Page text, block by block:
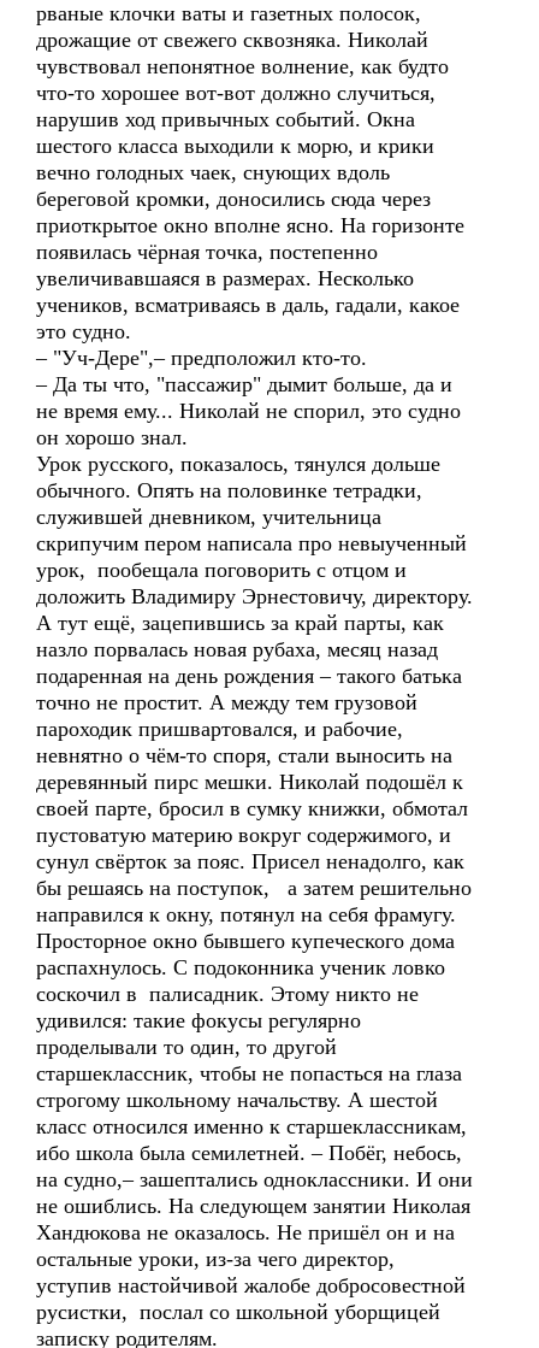
рваные клочки ваты и газетных полосок,
дрожащие от свежего сквозняка. Николай
чувствовал непонятное волнение, как будто
что-то хорошее вот-вот должно случиться,
нарушив ход привычных событий. Окна
шестого класса выходили к морю, и крики
вечно голодных чаек, снующих вдоль
береговой кромки, доносились сюда через
приоткрытое окно вполне ясно. На горизонте
появилась чёрная точка, постепенно
увеличивавшаяся в размерах. Несколько
учеников, всматриваясь в даль, гадали, какое
это судно.
– "Уч-Дере",– предположил кто-то.
– Да ты что, "пассажир" дымит больше, да и
не время ему... Николай не спорил, это судно
он хорошо знал.
Урок русского, показалось, тянулся дольше
обычного. Опять на половинке тетрадки,
служившей дневником, учительница
скрипучим пером написала про невыученный
урок, пообещала поговорить с отцом и
доложить Владимиру Эрнестовичу, директору.
А тут ещё, зацепившись за край парты, как
назло порвалась новая рубаха, месяц назад
подаренная на день рождения – такого батька
точно не простит. А между тем грузовой
пароходик пришвартовался, и рабочие,
невнятно о чём-то споря, стали выносить на
деревянный пирс мешки. Николай подошёл к
своей парте, бросил в сумку книжки, обмотал
пустоватую материю вокруг содержимого, и
сунул свёрток за пояс. Присел ненадолго, как
бы решаясь на поступок, а затем решительно
направился к окну, потянул на себя фрамугу.
Просторное окно бывшего купеческого дома
распахнулось. С подоконника ученик ловко
соскочил в палисадник. Этому никто не
удивился: такие фокусы регулярно
проделывали то один, то другой
старшеклассник, чтобы не попасться на глаза
строгому школьному начальству. А шестой
класс относился именно к старшеклассникам,
ибо школа была семилетней. – Побёг, небось,
на судно,– зашептались одноклассники. И они
не ошиблись. На следующем занятии Николая
Хандюкова не оказалось. Не пришёл он и на
остальные уроки, из-за чего директор,
уступив настойчивой жалобе добросовестной
русистки, послал со школьной уборщицей
записку родителям.